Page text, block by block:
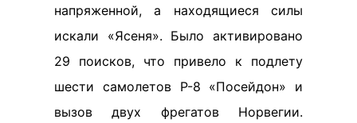
напряженной, а находящиеся силы
искали «Ясеня». Было активировано
29 поисков, что привело к подлету
шести самолетов Р-8 «Посейдон» и
вызов двух фрегатов Норвегии.